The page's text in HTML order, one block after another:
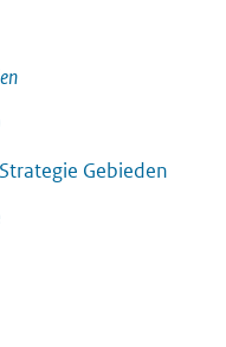
Gebieden